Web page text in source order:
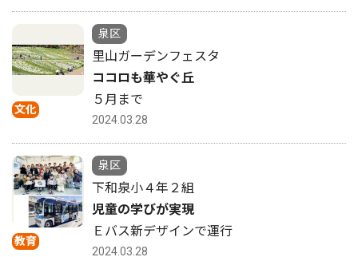
文化
泉区
里山ガーデンフェスタ
ココロも華やぐ丘
５月まで
2024.03.28
教育
泉区
下和泉小４年２組
児童の学びが実現
Ｅバス新デザインで運行
2024.03.28